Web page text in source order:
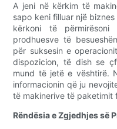
A jeni në kërkim të
sapo keni filluar një
kërkoni të
prodhuesve të
për suksesin e
dispozicion, të dish se
mund të jetë e vështirë.
informacionin që ju
të makinerive të paketimit
Rëndësia e Zgjedhjes së